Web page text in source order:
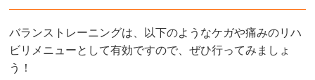
バランストレーニングは、以下のようなケガや痛みのリハ
ビリメニューとして有効ですので、ぜひ行ってみましょ
う！